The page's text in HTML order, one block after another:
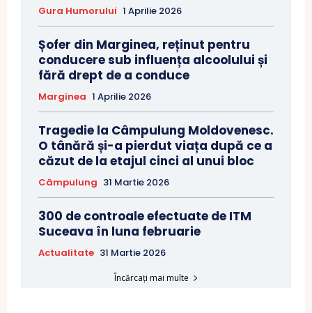
Gura Humorului 1 Aprilie 2026
Șofer din Marginea, reținut pentru
conducere sub influența alcoolului și
fără drept de a conduce
Marginea 1 Aprilie 2026
Tragedie la Câmpulung Moldovenesc.
O tânără și-a pierdut viața după ce a
căzut de la etajul cinci al unui bloc
Câmpulung 31 Martie 2026
300 de controale efectuate de ITM
Suceava în luna februarie
Actualitate 31 Martie 2026
Încărcați mai multe